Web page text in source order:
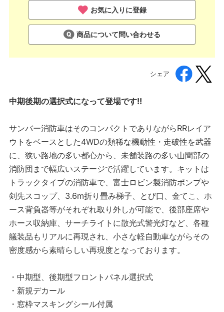
お気に入りに登録
商品について問い合わせる
シェア
中期後期の選択式になって登場です!!
サンバー消防車はそのコンパクトでありながらRRレイア
ウトをベースとした4WDの類稀な機動性・走破性を武器
に、狭い路地の多い都心から、未舗装路の多い山間部の
消防団まで幅広いステージで活躍しています。キットは
トラックタイプの消防車で、富士ロビン製消防ポンプや
剣先スコップ、3.6m折り畳み梯子、とび口、金てこ、ホ
ース背負器等がそれぞれ取り外しが可能で、後部座席や
ホース収納庫、サーチライトに散光式警光灯など、各種
艤装品もリアルに再現され、小さな軽自動車ながらその
密度感から素晴らしい再現度となっております。
・中期型、後期型フロントパネル選択式
・新規デカール
・窓枠マスキングシール付属